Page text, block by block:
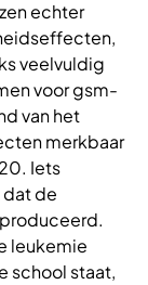
echter
veelvuldig
voor gsm-
van het
merkbaar
Iets
de
leukemie
school staat,